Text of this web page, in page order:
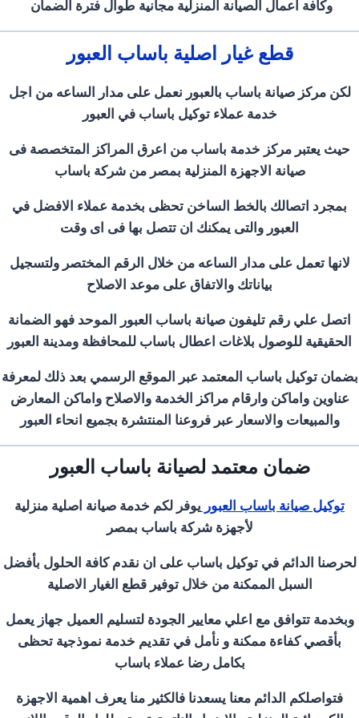
وكافة اعمال الصيانة المنزلية مجانية طوال فترة الضمان
قطع غيار اصلية باساب العبور
لكن مركز صيانة باساب بالعبور نعمل على مدار الساعه من اجل
خدمة عملاء توكيل باساب في العبور
حيث يعتبر مركز خدمة باساب من اعرق المراكز المتخصصة فى
صيانة الاجهزة المنزلية بمصر من شركة باساب
بمجرد اتصالك بالخط الساخن تحظى بخدمة عملاء الافضل في
العبور والتى يمكنك ان تتصل بها فى اى وقت
لانها تعمل على مدار الساعه من خلال الرقم المختصر ولتسجيل
بياناتك والاتفاق على موعد الاصلاح
اتصل علي رقم تليفون صيانة باساب العبور الموحد فهو الضمانة
الحقيقية للوصول بلاغات اعطال باساب للمحافظة ومدينة العبور
بضمان توكيل باساب المعتمد عبر الموقع الرسمي بعد ذلك لمعرفة
عناوين واماكن وارقام مراكز الخدمة والاصلاح واماكن المعارض
والمبيعات والاسعار عبر فروعنا المنتشرة بجميع انحاء العبور
ضمان معتمد لصيانة باساب العبور
توكيل صيانة باساب العبور يوفر لكم خدمة صيانة اصلية منزلية
لأجهزة شركة باساب بمصر
لحرصنا الدائم في توكيل باساب على ان نقدم كافة الحلول بأفضل
السبل الممكنة من خلال توفير قطع الغيار الاصلية
وبخدمة تتوافق مع اعلي معايير الجودة لتسليم العميل جهاز يعمل
بأقصي كفاءة ممكنة و نأمل في تقديم خدمة نموذجية تحظى
بكامل رضا عملاء باساب
فتواصلكم الدائم معنا يسعدنا فالكثير منا يعرف اهمية الاجهزة